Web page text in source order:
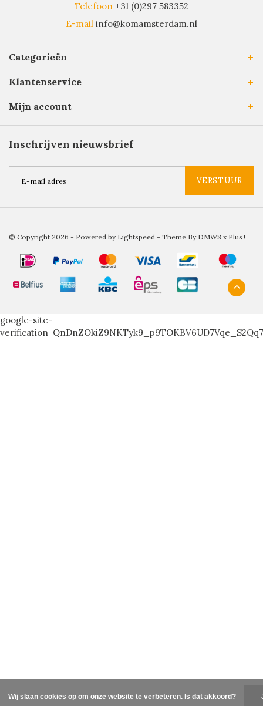
Telefoon +31 (0)297 583352
E-mail info@komamsterdam.nl
Categorieën
Klantenservice
Mijn account
Inschrijven nieuwsbrief
VERSTUUR
© Copyright 2026 - Powered by Lightspeed - Theme By DMWS x Plus+
google-site-
Wij slaan cookies op om onze website te verbeteren. Is dat akkoord?